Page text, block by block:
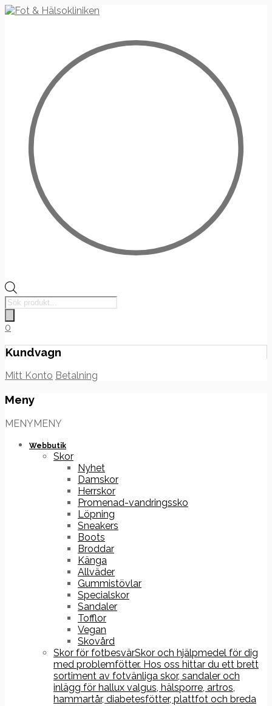
Products
search
0
Kundvagn
Mitt Konto Betalning
Meny
Hoppa
innehåll
MENYMENY
Webbutik
Skor
Nyhet
Damskor
Herrskor
Promenad-vandringssko
Löpning
Sneakers
Boots
Broddar
Känga
Allväder
Gummistövlar
Specialskor
Sandaler
Tofflor
Vegan
Skovård
Skor för fotbesvärSkor och hjälpmedel för dig
med problemfötter. Hos oss hittar du ett brett
sortiment av fotvänliga skor, sandaler och
inlägg för hallux valgus, hälsporre, artros,
hammartår, diabetesfötter, plattfot och breda